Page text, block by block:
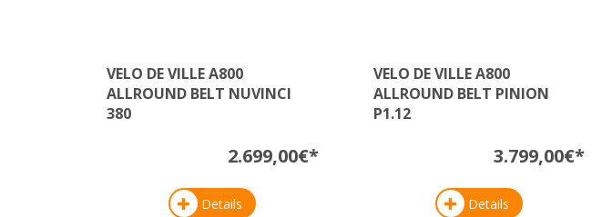
VELO DE VILLE A800
ALLROUND BELT NUVINCI
380
2.699,00€*
Details
VELO DE VILLE A800
ALLROUND BELT PINION
P1.12
3.799,00€*
Details